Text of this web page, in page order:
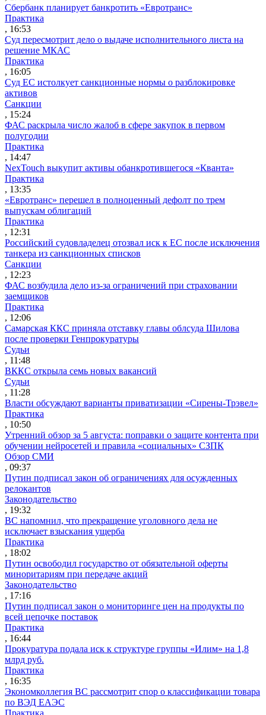
Сбербанк планирует банкротить «Евротранс»
Практика
, 16:53
Суд пересмотрит дело о выдаче исполнительного листа на
решение МКАС
Практика
, 16:05
Суд ЕС истолкует санкционные нормы о разблокировке
активов
Санкции
, 15:24
ФАС раскрыла число жалоб в сфере закупок в первом
полугодии
Практика
, 14:47
NexTouch выкупит активы обанкротившегося «Кванта»
Практика
, 13:35
«Евротранс» перешел в полноценный дефолт по трем
выпускам облигаций
Практика
, 12:31
Российский судовладелец отозвал иск к ЕС после исключения
танкера из санкционных списков
Санкции
, 12:23
ФАС возбудила дело из-за ограничений при страховании
заемщиков
Практика
, 12:06
Самарская ККС приняла отставку главы облсуда Шилова
после проверки Генпрокуратуры
Судьи
, 11:48
ВККС открыла семь новых вакансий
Судьи
, 11:28
Власти обсуждают варианты приватизации «Сирены-Трэвел»
Практика
, 10:50
Утренний обзор за 5 августа: поправки о защите контента при
обучении нейросетей и правила «социальных» СЗПК
Обзор СМИ
, 09:37
Путин подписал закон об ограничениях для осужденных
релокантов
Законодательство
, 19:32
ВС напомнил, что прекращение уголовного дела не
исключает взыскания ущерба
Практика
, 18:02
Путин освободил государство от обязательной оферты
миноритариям при передаче акций
Законодательство
, 17:16
Путин подписал закон о мониторинге цен на продукты по
всей цепочке поставок
Практика
, 16:44
Прокуратура подала иск к структуре группы «Илим» на 1,8
млрд руб.
Практика
, 16:35
Экономколлегия ВС рассмотрит спор о классификации товара
по ВЭД ЕАЭС
Практика